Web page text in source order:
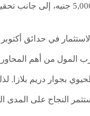
في حدائق
المول من أهم
بجوار دريم
النجاح على المدى